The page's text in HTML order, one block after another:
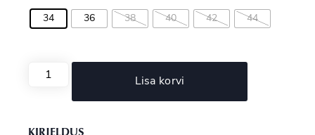
34 36 38 40 42 44
Lisa korvi
KIRJELDUS